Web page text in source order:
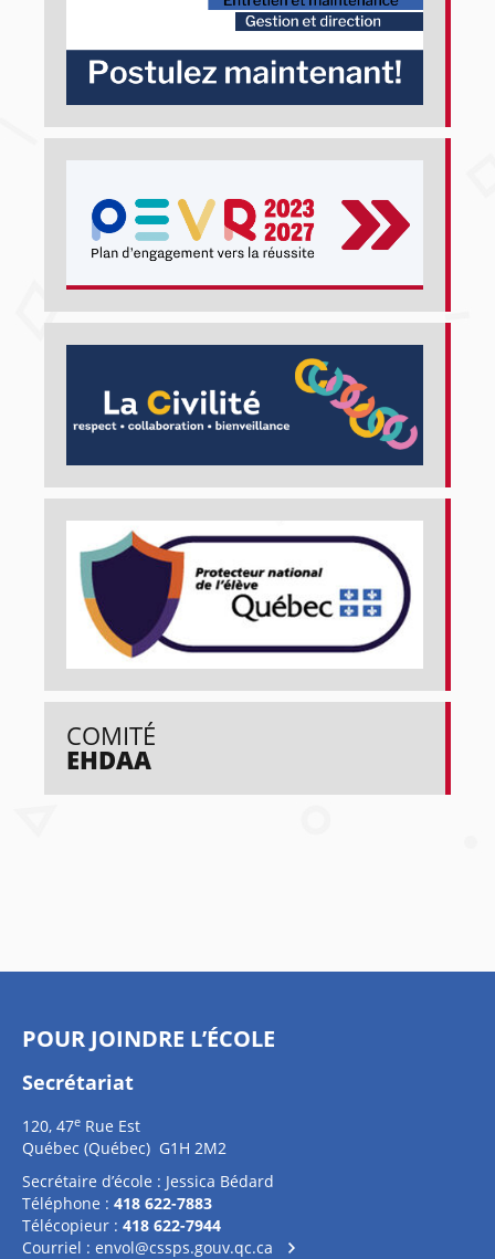
COMITÉ
EHDAA
POUR JOINDRE L’ÉCOLE
Secrétariat
120, 47e Rue Est
Québec (Québec) G1H 2M2
Secrétaire d’école : Jessica Bédard
Téléphone : 418 622-7883
Télécopieur : 418 622-7944
Courriel : envol@cssps.gouv.qc.ca